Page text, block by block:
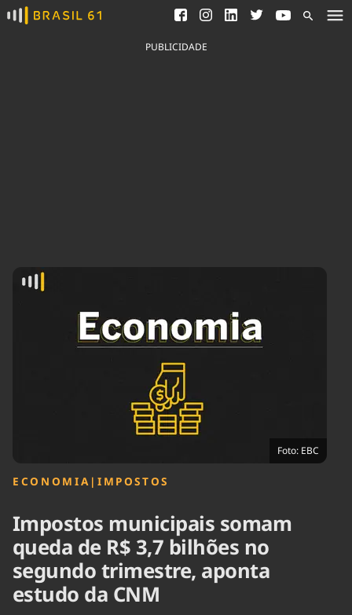
Ver todas as notícias
Saneamento
Indicadores
Agronegócios
Economia
Educação
Infraestrutura
Internacional
Podcast
Política
Saúde
PUBLICIDADE
Foto: EBC
ECONOMIA | IMPOSTOS
Impostos municipais somam
queda de R$ 3,7 bilhões no
segundo trimestre, aponta
estudo da CNM